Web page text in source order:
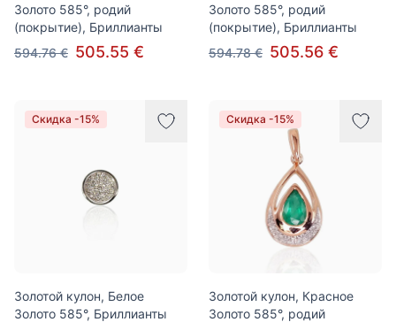
Золото 585°, родий
(покрытие), Бриллианты
594.76 € 505.55 €
Золото 585°, родий
(покрытие), Бриллианты
594.78 € 505.56 €
Скидка -15%
Золотой кулон, Белое
Золото 585°, Бриллианты
Скидка -15%
Золотой кулон, Красное
Золото 585°, родий